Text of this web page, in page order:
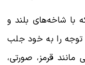
با شاخه‌های بلند و
توجه را به خود جلب
قرمز، صورتی،